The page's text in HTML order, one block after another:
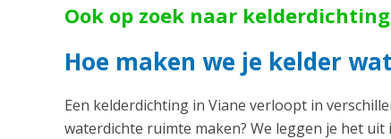
Ook op zoek naar
Hoe maken we je kelder
Een kelderdichting in Viane verloopt in
waterdichte ruimte maken? We leggen je het uit